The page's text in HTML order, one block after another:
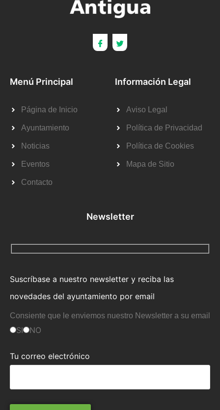
Menú Principal
Página de Inicio
Ayuntamiento
Noticias
Eventos
Contacto
Información Legal
Aviso Legal
Política de Privacidad
Política de Cookies
Mapa de Sitio
Newsletter
Suscríbase a nuestro newsletter y reciba las
novedades del ayuntamiento por email
Consiente que le enviemos nuestro Newsletter a su email
SI NO
Tu correo electrónico